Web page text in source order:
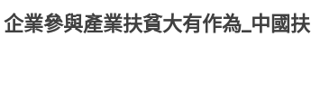
業參與產業扶貧大有作為_中國扶